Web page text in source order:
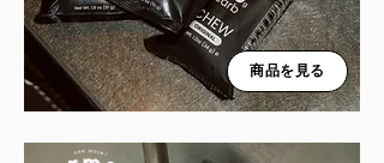
商品を見る